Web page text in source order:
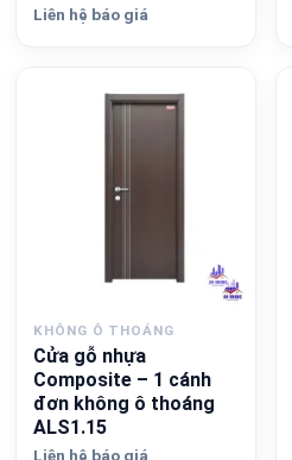
Liên hệ báo giá
KHÔNG Ô THOÁNG
Cửa gỗ nhựa
Composite – 1 cánh
đơn không ô thoáng
ALS1.15
Liên hệ báo giá